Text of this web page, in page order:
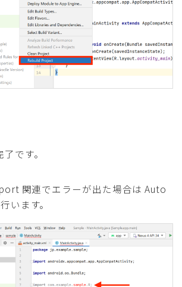
です。
関連でエラーが出た場合は Auto
います。